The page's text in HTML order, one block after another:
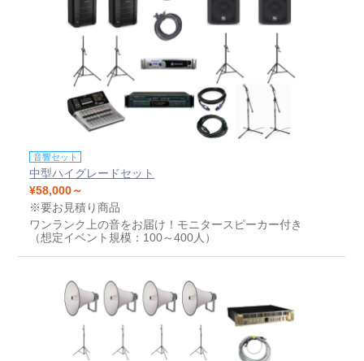
音響セット
中型ハイグレードセット
¥58,000～
※要お見積り商品
ワンランク上の音をお届け！モニタースピーカー付き
（想定イベント規模：100～400人）